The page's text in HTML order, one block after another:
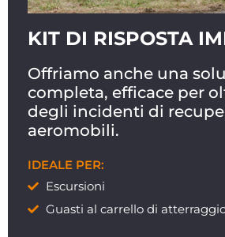
KIT DI RISPOSTA
Offriamo anche una
completa, efficace per
degli incidenti di
aeromobili.
IDEALE PER:
Escursioni
Guasti al carrello di